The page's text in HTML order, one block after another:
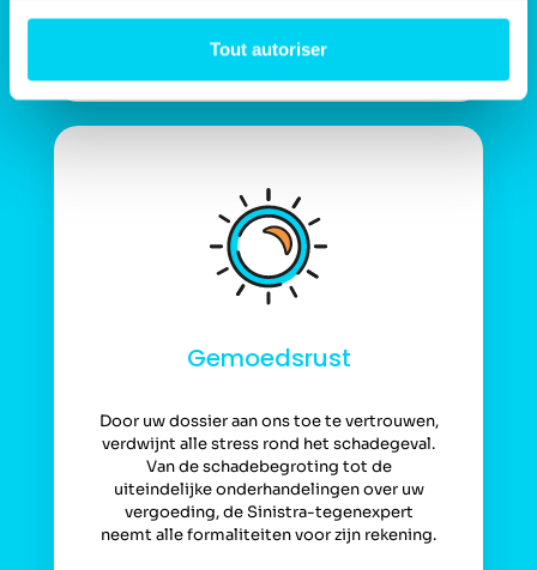
services.
Tout autoriser
Gemoedsrust
Door uw dossier aan ons toe te vertrouwen,
verdwijnt alle stress rond het schadegeval.
Van de schadebegroting tot de
uiteindelijke onderhandelingen over uw
vergoeding, de Sinistra-tegenexpert
neemt alle formaliteiten voor zijn rekening.